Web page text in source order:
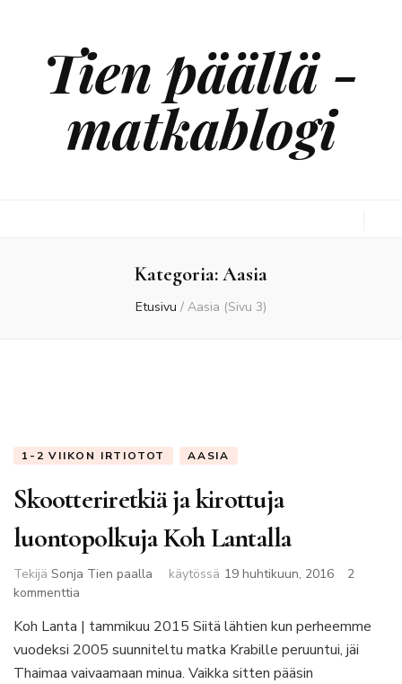
Tien päällä -
matkablogi
Kategoria:Aasia
Etusivu / Aasia (Sivu 3)
1-2 VIIKON IRTIOTOT AASIA
Skootteriretkiä ja kirottuja
luontopolkuja Koh Lantalla
Tekijä Sonja Tien paalla käytössä 19 huhtikuun, 2016
2
kommenttia
ja
kirottuja
luontopolkuja
Koh Lanta | tammikuu 2015 Siitä lähtien kun perheemme
vuodeksi 2005 suunniteltu matka Krabille peruuntui, jäi
Thaimaa vaivaamaan minua. Vaikka sitten pääsin